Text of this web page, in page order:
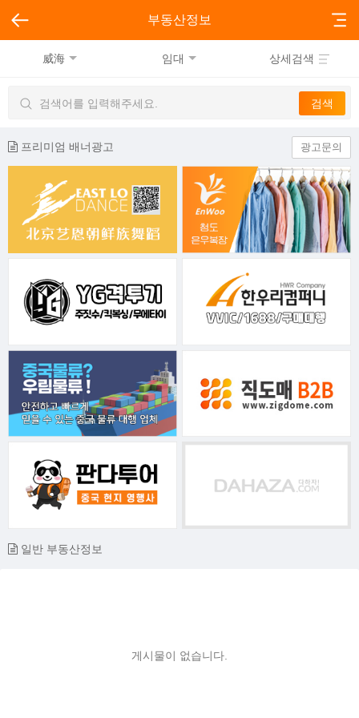
부동산정보
威海 임대 상세검색
프리미엄 배너광고 광고문의
일반 부동산정보
게시물이 없습니다.